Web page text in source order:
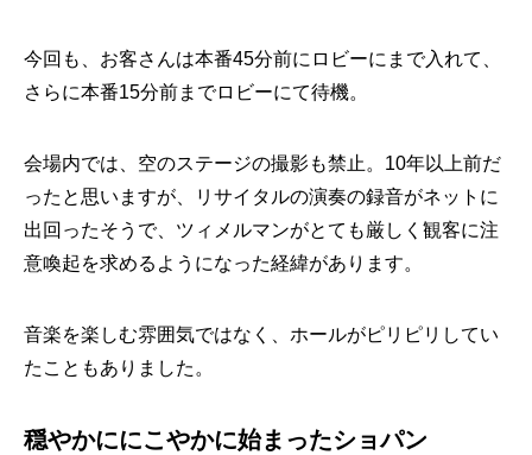
今回も、お客さんは本番45分前にロビーにまで入れて、
さらに本番15分前までロビーにて待機。
会場内では、空のステージの撮影も禁止。10年以上前だ
ったと思いますが、リサイタルの演奏の録音がネットに
出回ったそうで、ツィメルマンがとても厳しく観客に注
意喚起を求めるようになった経緯があります。
音楽を楽しむ雰囲気ではなく、ホールがピリピリしてい
たこともありました。
穏やかににこやかに始まったショパン